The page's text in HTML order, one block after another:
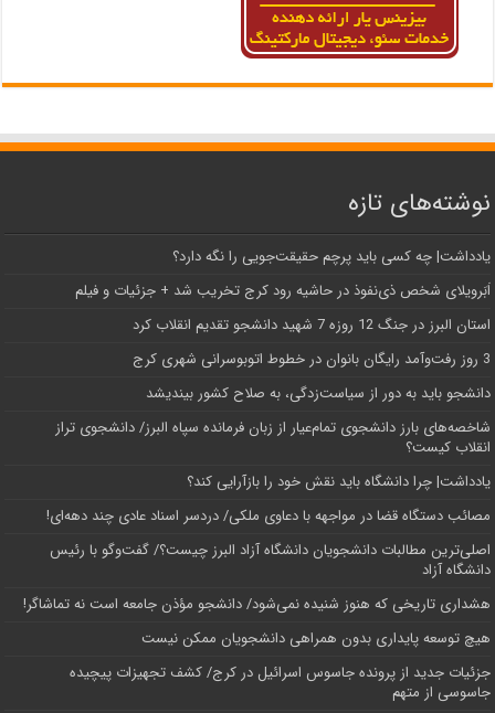
نوشته‌های تازه
یادداشت| ‌چه کسی باید پرچم حقیقت‌جویی را نگه دارد؟
اَبَر‌ویلای شخص ذی‌نفوذ در حاشیه‌ رود کرج تخریب شد + جزئیات و فیلم
استان البرز در جنگ 12 روزه 7 شهید دانشجو تقدیم انقلاب کرد
3 روز رفت‌وآمد رایگان بانوان در خطوط اتوبوسرانی شهری کرج
دانشجو باید به دور از سیاست‌زدگی، به صلاح کشور بیندیشد
شاخصه‌های بارز دانشجوی تمام‌عیار از زبان فرمانده سپاه البرز/ دانشجوی تراز
انقلاب کیست؟
یادداشت| چرا دانشگاه باید نقش خود را بازآرایی کند؟
مصائب دستگاه قضا در مواجهه با دعاوی ملکی/ دردسر اسناد عادی چند‌ دهه‌ای!
اصلی‌ترین مطالبات دانشجویان دانشگاه آزاد البرز چیست؟/ گفت‌وگو با رئیس
دانشگاه آز‌اد
هشداری تاریخی که هنوز شنیده نمی‌شود/ دانشجو مؤذن جامعه است نه تماشاگر!
هیچ توسعه پایداری بدون همراهی دانشجویان ممکن نیست
جزئیات جدید از پرونده جاسوس اسرائیل در کرج/‌ کشف تجهیزات پیچیده
جاسوسی از متهم